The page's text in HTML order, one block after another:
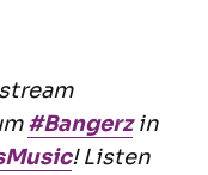
#Bangerzin
! Listen